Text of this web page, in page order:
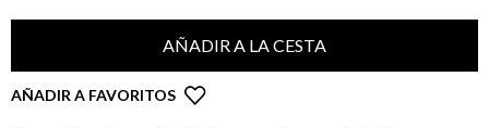
AÑADIR A LA CESTA
AÑADIR A FAVORITOS